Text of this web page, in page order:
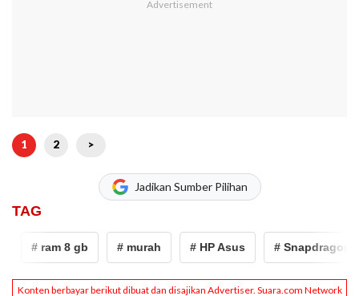
1 2 >
Jadikan Sumber Pilihan
TAG
# ram 8 gb # murah # HP Asus # Snapdragon